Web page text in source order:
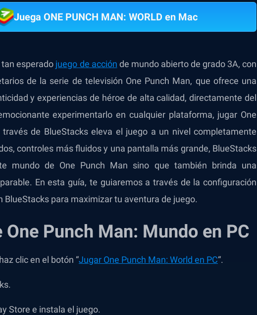
Juega ONE PUNCH MAN: WORLD en Mac
tan esperado juego de acción de mundo abierto de grado 3A, con
de la serie de televisión One Punch Man, que ofrece una
y experiencias de héroe de alta calidad, directamente del
experimentarlo en cualquier plataforma, jugar One
de BlueStacks eleva el juego a un nivel completamente
controles más fluidos y una pantalla más grande, BlueStacks
mundo de One Punch Man sino que también brinda una
En esta guía, te guiaremos a través de la configuración
BlueStacks para maximizar tu aventura de juego.
Punch Man: Mundo en PC
clic en el botón “Jugar One Punch Man: World en PC“.
Store e instala el juego.